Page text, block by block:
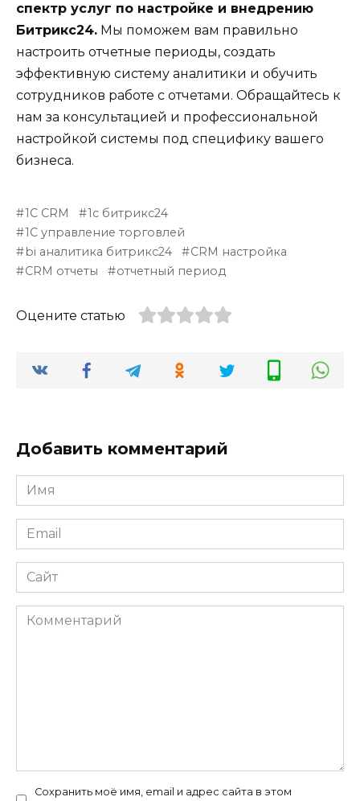
спектр услуг по настройке и внедрению
Битрикс24. Мы поможем вам правильно
настроить отчетные периоды, создать
эффективную систему аналитики и обучить
сотрудников работе с отчетами. Обращайтесь к
нам за консультацией и профессиональной
настройкой системы под специфику вашего
бизнеса.
1С CRM
1с битрикс24
1С управление торговлей
bi аналитика битрикс24
CRM настройка
CRM отчеты
отчетный период
Оцените статью
Добавить комментарий
Имя
*
Email
*
Сайт
Комментарий
Сохранить моё имя, email и адрес сайта в этом